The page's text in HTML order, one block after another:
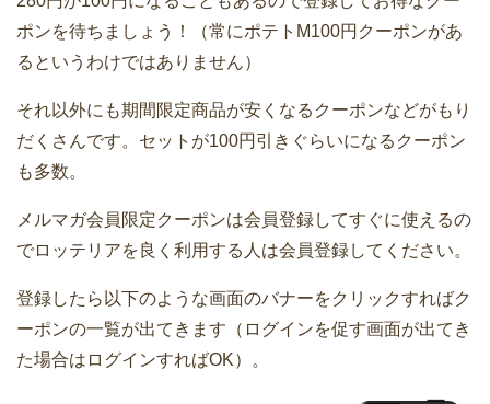
ポンを待ちましょう！（常にポテトM100円クーポンがあ
るというわけではありません）
それ以外にも期間限定商品が安くなるクーポンなどがもり
だくさんです。セットが100円引きぐらいになるクーポン
も多数。
メルマガ会員限定クーポンは会員登録してすぐに使えるの
でロッテリアを良く利用する人は会員登録してください。
登録したら以下のような画面のバナーをクリックすればク
ーポンの一覧が出てきます（ログインを促す画面が出てき
た場合はログインすればOK）。